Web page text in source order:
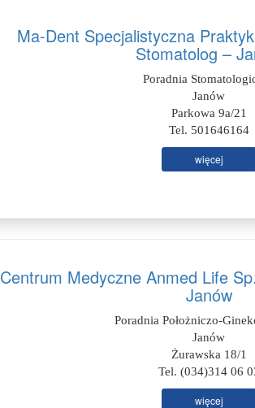
Ma-Dent Specjalistyczna
Stomatolog –
Poradnia
Janów
Parkowa 9a/21
Tel. 501646164
więcej
Centrum Medyczne Anmed Life
Janów
Poradnia Położniczo-
Janów
Żurawska 18/1
Tel. (034)314 06
więcej